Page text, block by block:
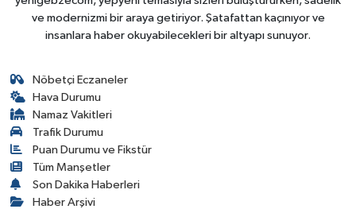
ve modernizmi bir araya getiriyor. Şatafattan kaçınıyor ve
insanlara haber okuyabilecekleri bir altyapı sunuyor.
Nöbetçi Eczaneler
Hava Durumu
Namaz Vakitleri
Trafik Durumu
Puan Durumu ve Fikstür
Tüm Manşetler
Son Dakika Haberleri
Haber Arşivi